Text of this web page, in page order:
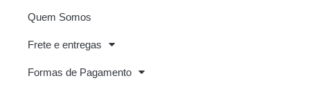
Quem Somos
Frete e entregas
Formas de Pagamento